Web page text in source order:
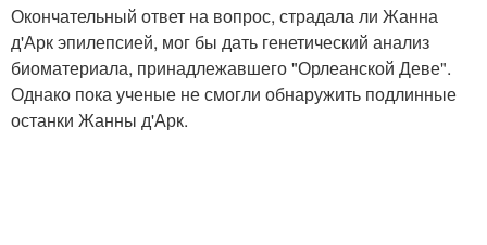
Окончательный ответ на вопрос, страдала ли Жанна
д'Арк эпилепсией, мог бы дать генетический анализ
биоматериала, принадлежавшего "Орлеанской Деве".
Однако пока ученые не смогли обнаружить подлинные
останки Жанны д'Арк.